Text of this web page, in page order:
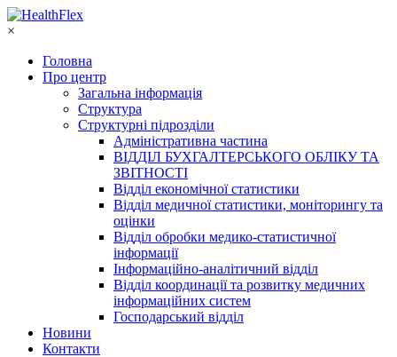
×
Головна
Про центр
Загальна інформація
Структура
Структурні підрозділи
Адміністративна частина
ВІДДІЛ БУХГАЛТЕРСЬКОГО ОБЛІКУ ТА
ЗВІТНОСТІ
Відділ економічної статистики
Відділ медичної статистики, моніторингу та
оцінки
Відділ обробки медико-статистичної
інформації
Інформаційно-аналітичний відділ
Відділ координації та розвитку медичних
інформаційних систем
Господарський відділ
Новини
Контакти